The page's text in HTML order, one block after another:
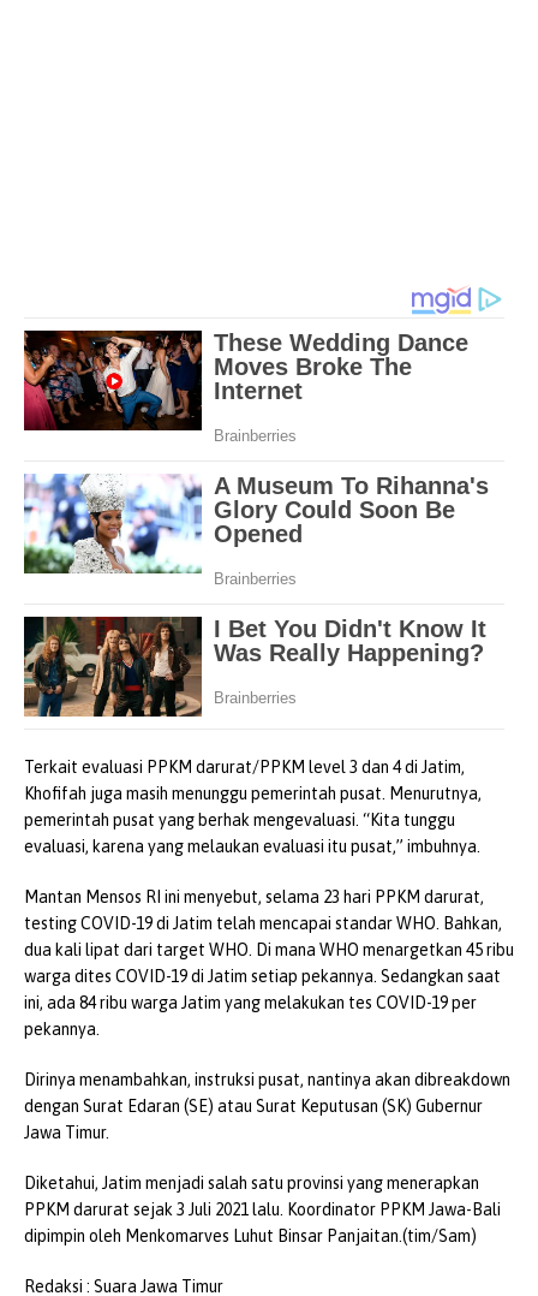
Terkait evaluasi PPKM darurat/PPKM level 3 dan 4 di Jatim,
Khofifah juga masih menunggu pemerintah pusat. Menurutnya,
pemerintah pusat yang berhak mengevaluasi. “Kita tunggu
evaluasi, karena yang melaukan evaluasi itu pusat,” imbuhnya.
Mantan Mensos RI ini menyebut, selama 23 hari PPKM darurat,
testing COVID-19 di Jatim telah mencapai standar WHO. Bahkan,
dua kali lipat dari target WHO. Di mana WHO menargetkan 45 ribu
warga dites COVID-19 di Jatim setiap pekannya. Sedangkan saat
ini, ada 84 ribu warga Jatim yang melakukan tes COVID-19 per
pekannya.
Dirinya menambahkan, instruksi pusat, nantinya akan dibreakdown
dengan Surat Edaran (SE) atau Surat Keputusan (SK) Gubernur
Jawa Timur.
Diketahui, Jatim menjadi salah satu provinsi yang menerapkan
PPKM darurat sejak 3 Juli 2021 lalu. Koordinator PPKM Jawa-Bali
dipimpin oleh Menkomarves Luhut Binsar Panjaitan.(tim/Sam)
Redaksi : Suara Jawa Timur